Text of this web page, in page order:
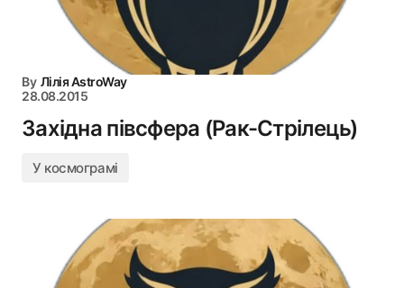
By Лілія AstroWay
28.08.2015
Західна півсфера (Рак-Стрілець)
У космограмі